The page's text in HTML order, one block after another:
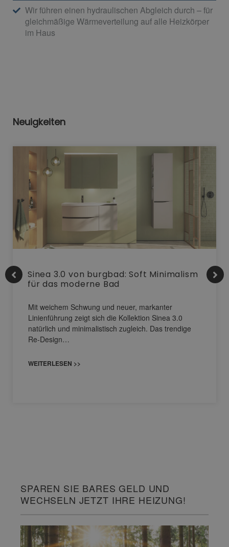
Wir führen einen hydraulischen Abgleich durch – für
gleichmäßige Wärmeverteilung auf alle Heizkörper
im Haus
Neuigkeiten
Sinea 3.0 von burgbad: Soft Minimalism
für das moderne Bad
Mit weichem Schwung und neuer, markanter
Linienführung zeigt sich die Kollektion Sinea 3.0
natürlich und minimalistisch zugleich. Das trendige
Re-Design…
WEITERLESEN >>
SPAREN SIE BARES GELD UND
WECHSELN JETZT IHRE HEIZUNG!